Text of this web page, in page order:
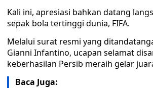
Kali ini, apresiasi bahkan datang
sepak bola tertinggi dunia, FIFA.
Melalui surat resmi yang
Gianni Infantino, ucapan selamat
keberhasilan Persib meraih gelar
Baca Juga: